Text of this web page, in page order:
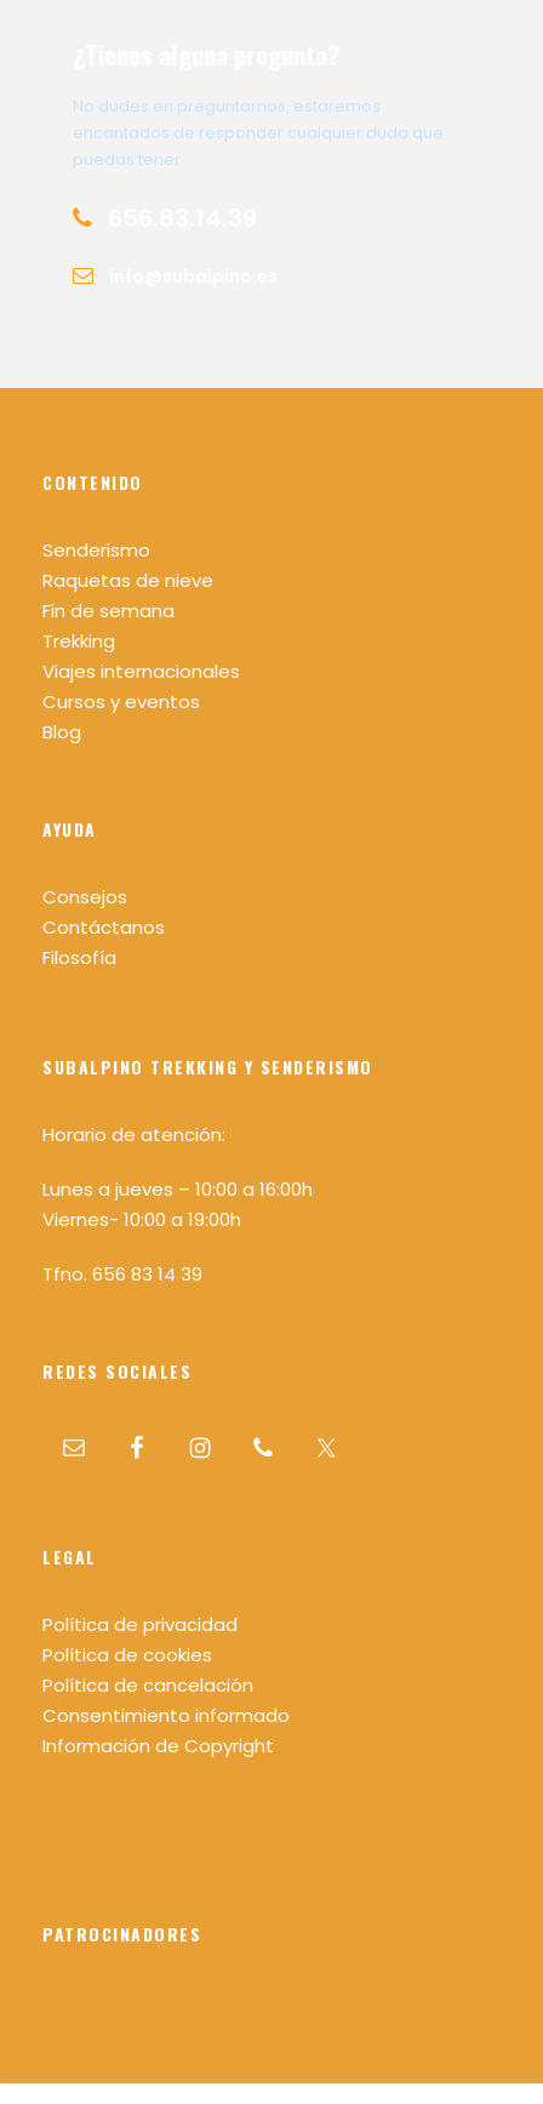
No dudes en preguntarnos, estaremos
encantados de responder cualquier duda que
puedas tener
CONTENIDO
Senderismo
Raquetas de nieve
Fin de semana
Trekking
Viajes internacionales
Cursos y eventos
Blog
AYUDA
Consejos
Contáctanos
Filosofía
SUBALPINO TREKKING Y SENDERISMO
Horario de atención:
Lunes a jueves – 10:00 a 16:00h
Viernes- 10:00 a 19:00h
Tfno. 656 83 14 39
REDES SOCIALES
LEGAL
Política de privacidad
Política de cookies
Política de cancelación
Consentimiento informado
Información de Copyright
PATROCINADORES